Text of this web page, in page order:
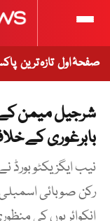
صفحۂ اول تازہ ترین
شرجیل میمن کے
بابرغوری کے
نیب ایگزیکٹو بورڈ
انکوائریوں کی